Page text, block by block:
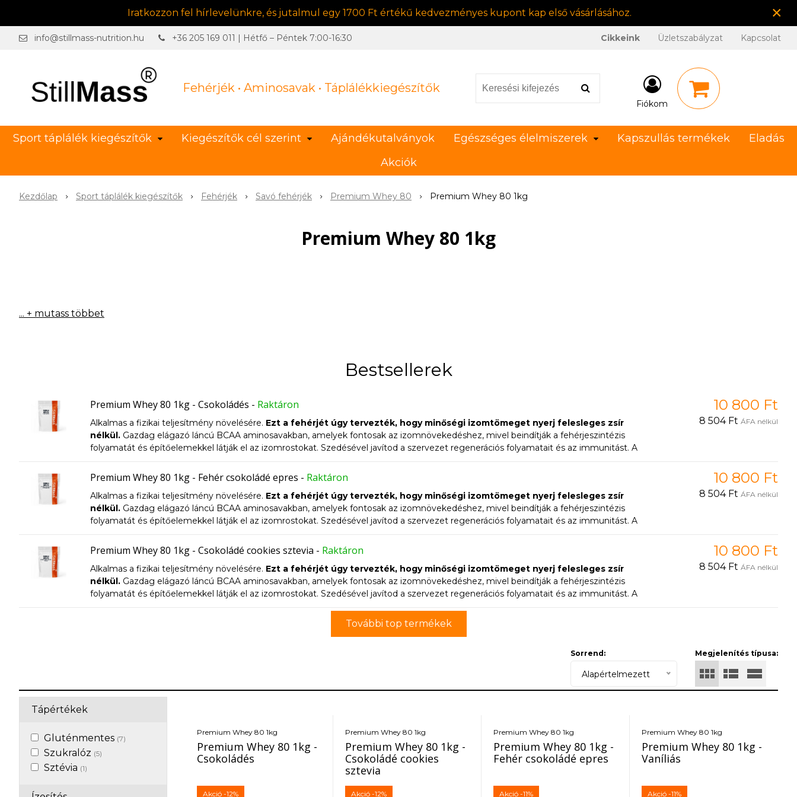
Iratkozzon fel hírlevelünkre, és jutalmul egy 1700 Ft értékű kedvezményes kupont kap első vásárlásához. ×
Fehérjék • Aminosavak • Táplálékkiegészítők
info@stillmass-nutrition.hu +36 205 169 011 | Hétfő – Péntek 7:00-16:30 Cikkeink Üzletszabályzat Kapcsolat
Fiókom
Sport táplálék kiegészítők Kiegészítők cél szerint Ajándékutalványok Egészséges élelmiszerek Kapszullás termékek
Eladás
Akciók
Kezdőlap Sport táplálék kiegészítők Fehérjék Savó fehérjék Premium Whey 80 Premium Whey 80 1kg
Premium Whey 80 1kg
... + mutass többet
Bestsellerek
Premium Whey 80 1kg - Csokoládés - Raktáron
Alkalmas a fizikai teljesítmény növelésére. Ezt a fehérjét úgy tervezték, hogy minőségi izomtömeget nyerj felesleges zsír
nélkül. Gazdag elágazó láncú BCAA aminosavakban, amelyek fontosak az izomnövekedéshez, mivel beindítják a fehérjeszintézis
folyamatát és építőelemekkel látják el az izomrostokat. Szedésével javítod a szervezet regenerációs folyamatait és az immunitást. A
ultraszűrési módszert alkalmazták
A fehérje gyorsan emészthető és nem terheli a gyomrot.
keményen dolgozó személyeknek és diétához.
10 800 Ft
8 504 Ft ÁFA nélkül
Premium Whey 80 1kg - Fehér csokoládé epres - Raktáron
Alkalmas a fizikai teljesítmény növelésére. Ezt a fehérjét úgy tervezték, hogy minőségi izomtömeget nyerj felesleges zsír
nélkül. Gazdag elágazó láncú BCAA aminosavakban, amelyek fontosak az izomnövekedéshez, mivel beindítják a fehérjeszintézis
folyamatát és építőelemekkel látják el az izomrostokat. Szedésével javítod a szervezet regenerációs folyamatait és az immunitást. A
ultraszűrési módszert alkalmazták A fehérje gyorsan emészthető és nem terheli a gyomrot.
keményen dolgozó személyeknek és diétához.
10 800 Ft
8 504 Ft ÁFA nélkül
Premium Whey 80 1kg - Csokoládé cookies sztevia - Raktáron
Alkalmas a fizikai teljesítmény növelésére. Ezt a fehérjét úgy tervezték, hogy minőségi izomtömeget nyerj felesleges zsír
nélkül. Gazdag elágazó láncú BCAA aminosavakban, amelyek fontosak az izomnövekedéshez, mivel beindítják a fehérjeszintézis
folyamatát és építőelemekkel látják el az izomrostokat. Szedésével javítod a szervezet regenerációs folyamatait és az immunitást. A
A fehérje gyorsan emészthető és nem terheli a gyomrot.
10 800 Ft
8 504 Ft ÁFA nélkül
További top termékek
Megjelenítés típusa:
Sorrend:
Alapértelmezett
Tápértékek
Gluténmentes (7)
Szukralóz (5)
Sztévia (1)
Premium Whey 80 1kg
Premium Whey 80 1kg -
Csokoládés
Akció -12%
Premium Whey 80 1kg
Premium Whey 80 1kg -
Csokoládé cookies
sztevia
Akció -12%
Premium Whey 80 1kg
Premium Whey 80 1kg -
Fehér csokoládé epres
Akció -11%
Premium Whey 80 1kg
Premium Whey 80 1kg -
Vaníliás
Akció -11%